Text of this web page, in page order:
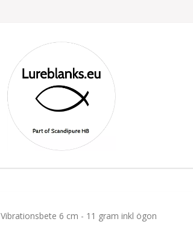
Vibrationsbete 6 cm - 11 gram inkl ögon